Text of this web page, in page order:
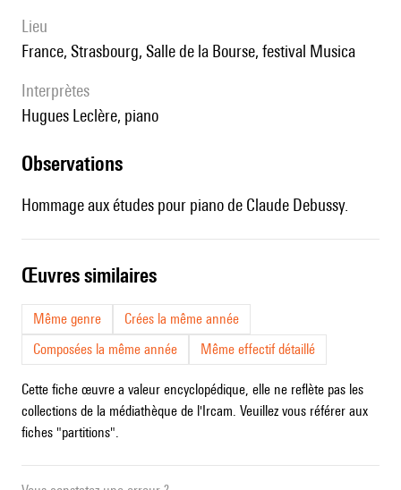
lieu
France, Strasbourg, Salle de la Bourse, festival Musica
interprètes
Hugues Leclère, piano
observations
Hommage aux études pour piano de Claude Debussy.
œuvres similaires
Même genre
Crées la même année
Composées la même année
Même effectif détaillé
Cette fiche œuvre a valeur encyclopédique, elle ne reflète pas les
collections de la médiathèque de l'Ircam. Veuillez vous référer aux
fiches "partitions".